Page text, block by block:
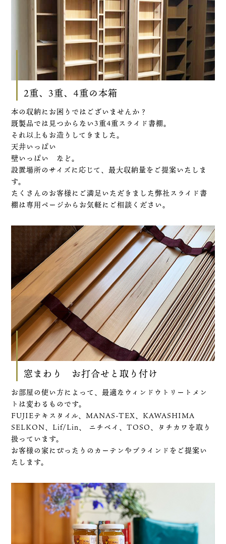
2重、3重、4重の本箱
本の収納にお困りではございませんか？
既製品では見つからない3重4重スライド書棚。
それ以上もお造りしてきました。
天井いっぱい
壁いっぱい など。
設置場所のサイズに応じて、最大収納量をご提案いたしま
す。
たくさんのお客様にご満足いただきました弊社スライド書
棚は専用ページからお気軽にご相談ください。
窓まわり お打合せと取り付け
お部屋の使い方によって、最適なウィンドウトリートメン
トは変わるものです。
FUJIEテキスタイル、MANAS-TEX、KAWASHIMA
SELKON、Lif/Lin、 ニチベイ、TOSO、タチカワを取り
扱っています。
お客様の家にぴったりのカーテンやブラインドをご提案い
たします。